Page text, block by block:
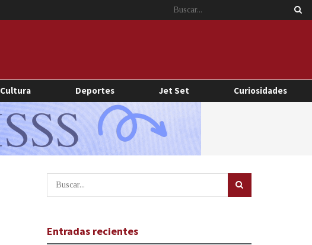
Cultura Deportes Jet Set Curiosidades
Entradas recientes